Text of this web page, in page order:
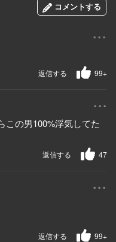
コメントする
...
99+
返信する
...
この男100%浮気してた
47
返信する
...
99+
返信する